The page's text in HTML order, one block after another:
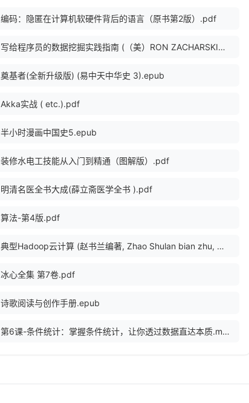
编码：隐匿在计算机软硬件背后的语言（原书第2版）.pdf
写给程序员的数据挖掘实践指南 (（美）RON ZACHARSKI著, (美)Ron Zacharski著 , 王斌译 etc.).pdf
奠基者(全新升级版) (易中天中华史 3).epub
Akka实战 ( etc.).pdf
半小时漫画中国史5.epub
装修水电工技能从入门到精通（图解版）.pdf
明清名医全书大成(薛立斋医学全书 ).pdf
算法-第4版.pdf
典型Hadoop云计算 (赵书兰编著, Zhao Shulan bian zhu, 赵书兰, author).pdf
冰心全集 第7卷.pdf
诗歌阅读与创作手册.epub
第6课-条件统计：掌握条件统计，让你透过数据直达本质.mp4